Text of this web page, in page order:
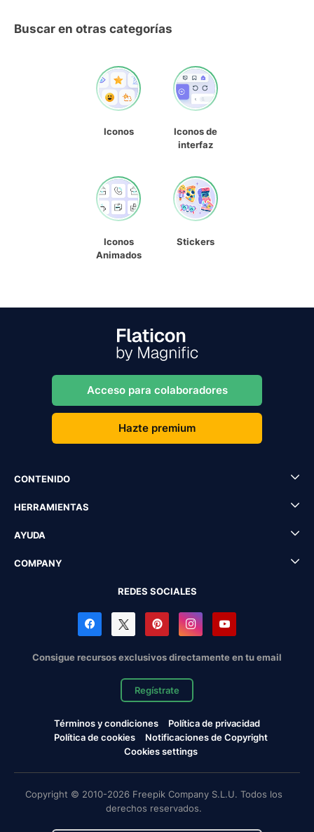
Buscar en otras categorías
Iconos
Iconos de
interfaz
Iconos
Animados
Stickers
Acceso para colaboradores
Hazte premium
CONTENIDO
HERRAMIENTAS
AYUDA
COMPANY
REDES SOCIALES
Consigue recursos exclusivos directamente en tu email
Regístrate
Términos y condiciones
Política de privacidad
Política de cookies
Notificaciones de Copyright
Cookies settings
Copyright © 2010-2026 Freepik Company S.L.U. Todos los
derechos reservados.